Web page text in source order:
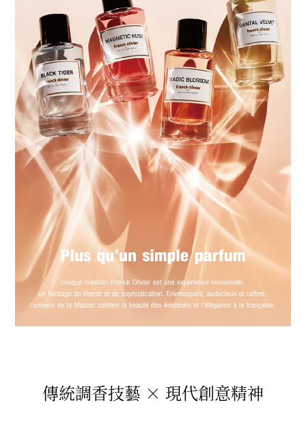
傳統調香技藝 × 現代創意精神